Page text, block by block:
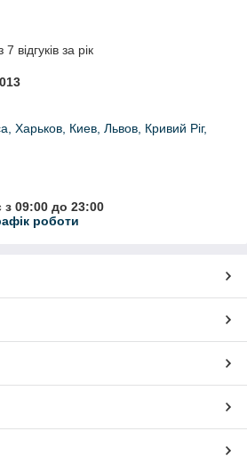
відгуків за рік
Харьков, Киев, Львов, Кривий Ріг,
09:00 до 23:00
роботи